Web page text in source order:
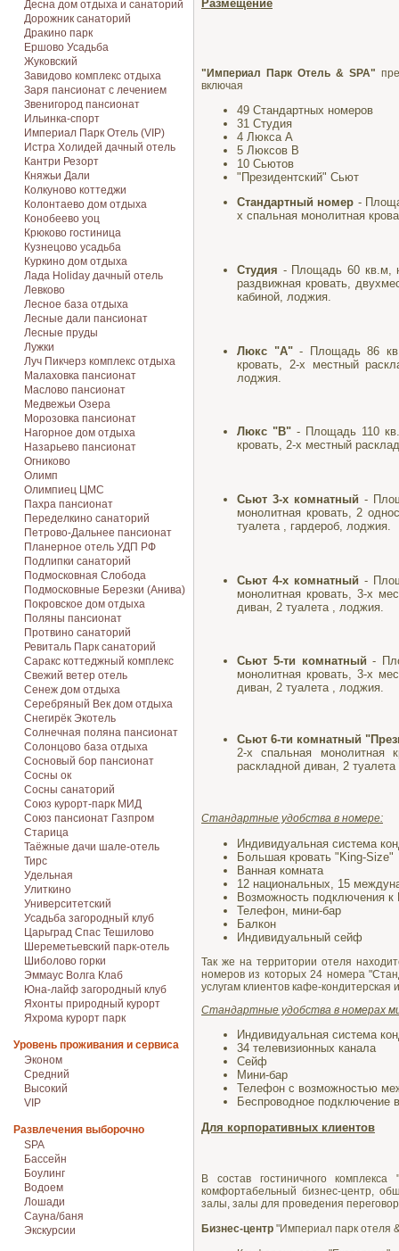
Десна дом отдыха и санаторий
Дорожник санаторий
Дракино парк
Ершово Усадьба
Жуковский
Завидово комплекс отдыха
Заря пансионат с лечением
Звенигород пансионат
Ильинка-спорт
Империал Парк Отель (VIP)
Истра Холидей дачный отель
Кантри Резорт
Княжьи Дали
Колкуново коттеджи
Колонтаево дом отдыха
Конобеево уоц
Крюково гостиница
Кузнецово усадьба
Куркино дом отдыха
Лада Holiday дачный отель
Левково
Лесное база отдыха
Лесные дали пансионат
Лесные пруды
Лужки
Луч Пикчерз комплекс отдыха
Малаховка пансионат
Маслово пансионат
Медвежьи Озера
Морозовка пансионат
Нагорное дом отдыха
Назарьево пансионат
Огниково
Олимп
Олимпиец ЦМС
Пахра пансионат
Переделкино санаторий
Петрово-Дальнее пансионат
Планерное отель УДП РФ
Подлипки санаторий
Подмосковная Cлобода
Подмосковные Березки (Анива)
Покровское дом отдыха
Поляны пансионат
Протвино санаторий
Ревиталь Парк санаторий
Саракс коттеджный комплекс
Свежий ветер отель
Сенеж дом отдыха
Серебряный Век дом отдыха
Снегирёк Экотель
Солнечная поляна пансионат
Солонцово база отдыха
Сосновый бор пансионат
Сосны ок
Сосны санаторий
Союз курорт-парк МИД
Союз пансионат Газпром
Старица
Таёжные дачи шале-отель
Тирс
Удельная
Улиткино
Университетский
Усадьба загородный клуб
Царьград Спас Тешилово
Шереметьевский парк-отель
Шиболово горки
Эммаус Волга Клаб
Юна-лайф загородный клуб
Яхонты природный курорт
Яхрома курорт парк
Уровень проживания и сервиса
Эконом
Средний
Высокий
VIP
Развлечения выборочно
SPA
Бассейн
Боулинг
Водоем
Лошади
Сауна/баня
Экскурсии
Размещение
"Империал Парк Отель & SPA"
включая
49 Стандартных номеров
31 Студия
4 Люкса A
5 Люксов B
10 Сьютов
"Президентский" Сьют
Стандартный номер -
х спальная монолитная
Студия - Площадь 60 кв.м,
раздвижная кровать,
кабиной, лоджия.
Люкс "А"- Площадь 86
кровать, 2-х местный
лоджия.
Люкс "В" - Площадь 110
кровать, 2-х местный
Сьют 3-х комнатный -
монолитная кровать, 2
туалета , гардероб, лоджия.
Сьют 4-х комнатный -
монолитная кровать, 3-х
диван, 2 туалета , лоджия.
Сьют 5-ти комнатный -
монолитная кровать, 3-х
диван, 2 туалета , лоджия.
Сьют 6-ти комнатный
2-х спальная монолитная
раскладной диван, 2
Стандартные удобства в номере:
Индивидуальная система
Большая кровать "King-Size"
Ванная комната
12 национальных, 15
Возможность подключения к
Телефон, мини-бар
Балкон
Индивидуальный сейф
Так же на территории отеля
номеров из которых 24 номера
услугам клиентов кафе-кондитерская
Стандартные удобства в номерах
Индивидуальная система
34 телевизионных канала
Сейф
Мини-бар
Телефон с возможностью
Беспроводное подключение
Для корпоративных клиентов
В состав гостиничного
комфортабельный бизнес-центр,
залы, залы для проведения
Бизнес-центр "Империал парк отеля